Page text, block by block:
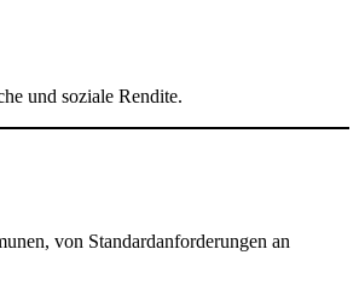
und soziale Rendite.
von Standardanforderungen an